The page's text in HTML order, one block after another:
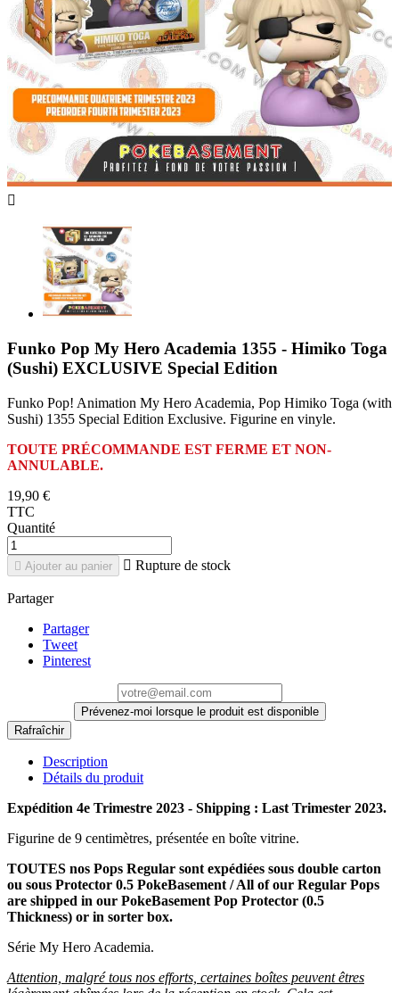

Funko Pop My Hero Academia 1355 - Himiko Toga
(Sushi) EXCLUSIVE Special Edition
Funko Pop! Animation My Hero Academia, Pop Himiko Toga (with
Sushi) 1355 Special Edition Exclusive. Figurine en vinyle.
TOUTE PRÉCOMMANDE EST FERME ET NON-
ANNULABLE.
19,90 €
TTC
Quantité
 Ajouter au panier  Rupture de stock
Partager
Partager
Tweet
Pinterest
Prévenez-moi lorsque le produit est disponible
Description
Détails du produit
Expédition 4e Trimestre 2023 - Shipping : Last Trimester 2023.
Figurine de 9 centimètres, présentée en boîte vitrine.
TOUTES nos Pops Regular sont expédiées sous double carton
ou sous Protector 0.5 PokeBasement / All of our Regular Pops
are shipped in our PokeBasement Pop Protector (0.5
Thickness) or in sorter box.
Série My Hero Academia.
Attention, malgré tous nos efforts, certaines boîtes peuvent êtres